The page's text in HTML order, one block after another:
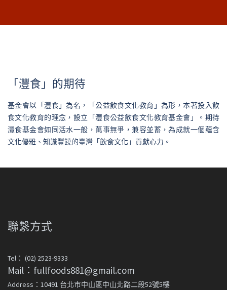
「灃食」的期待
基金會以「灃食」為名，「公益飲食文化教育」為形，本著投入飲
食文化教育的理念，設立「灃食公益飲食文化教育基金會」。期待
灃食基金會如同活水一般，萬事無爭，兼容並蓄，為成就一個蘊含
文化優雅、知識豐饒的臺灣「飲食文化」貢獻心力。
聯繫方式
Tel： (02) 2523-9333
Mail：fullfoods881@gmail.com
Address：10491 台北市中山區中山北路二段52號5樓